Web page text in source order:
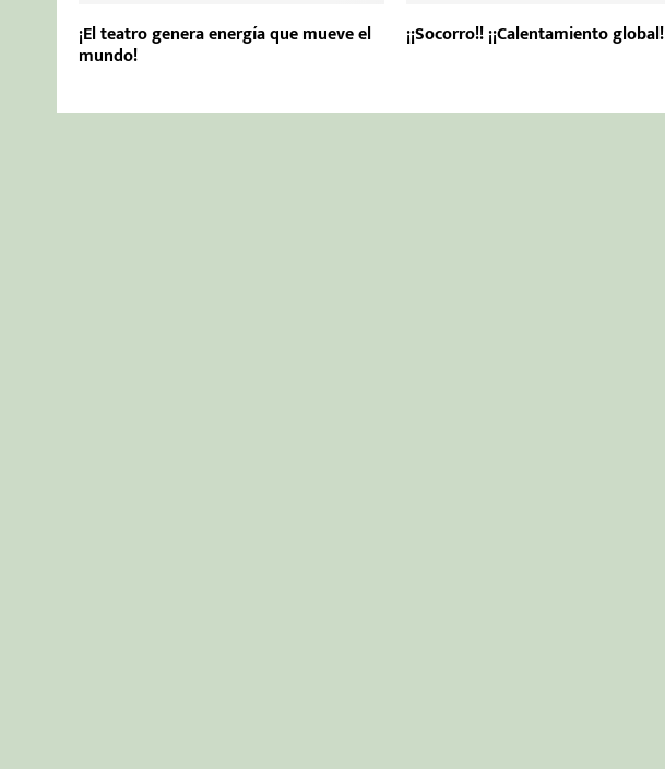
¡El teatro genera energía que mueve el
mundo!
¡¡Socorro!! ¡¡Calentamiento global!